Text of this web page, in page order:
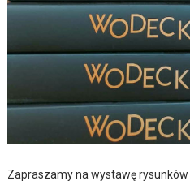
Zapraszamy na wystawę